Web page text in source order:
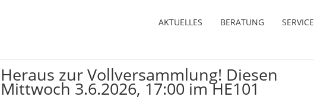
AKTUELLES BERATUNG SERVICE
Heraus zur Vollversammlung! Diesen
Mittwoch 3.6.2026, 17:00 im HE101